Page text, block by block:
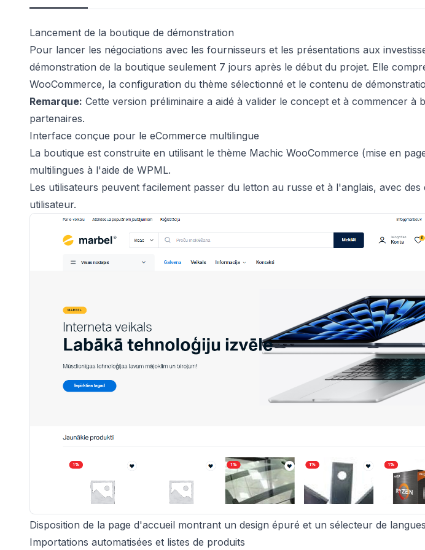
Lancement de la boutique de démonstration
Pour lancer les négociations avec les fournisseurs et les présentations aux
démonstration de la boutique seulement 7 jours après le début du projet. Elle
WooCommerce, la configuration du thème sélectionné et le contenu de
Remarque: Cette version préliminaire a aidé à valider le concept et à commencer à
partenaires.
Interface conçue pour le eCommerce multilingue
La boutique est construite en utilisant le thème Machic WooCommerce (mise en
multilingues à l'aide de WPML.
Les utilisateurs peuvent facilement passer du letton au russe et à l'anglais, avec
utilisateur.
Disposition de la page d'accueil montrant un design épuré et un sélecteur de langues
Importations automatisées et listes de produits